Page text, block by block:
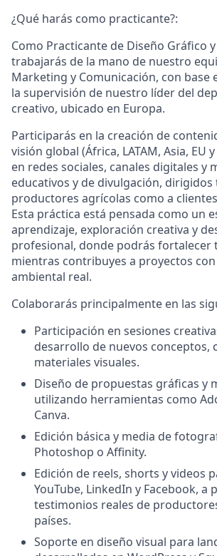
¿Qué harás como practicante?:
Como Practicante de Diseño Gráfico
trabajarás de la mano de nuestro
Marketing y Comunicación, con base
la supervisión de nuestro líder del
creativo, ubicado en Europa.
Participarás en la creación de
visión global (África, LATAM, Asia, EU
en redes sociales, canales digitales y
educativos y de divulgación, dirigidos
productores agrícolas como a
Esta práctica está pensada como un
aprendizaje, exploración creativa y
profesional, donde podrás fortalecer
mientras contribuyes a proyectos
ambiental real.
Colaborarás principalmente en las
Participación en sesiones
desarrollo de nuevos conceptos,
materiales visuales.
Diseño de propuestas gráficas y
utilizando herramientas como
Canva.
Edición básica y media de
Photoshop o Affinity.
Edición de reels, shorts y videos
YouTube, LinkedIn y Facebook, a
testimonios reales de
países.
Soporte en diseño visual para